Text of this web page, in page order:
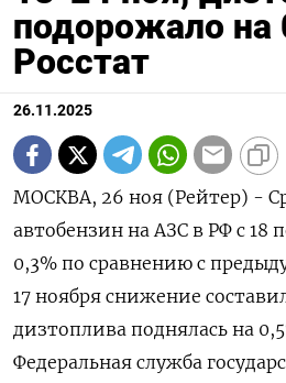
подорожало на
Росстат
26.11.2025
МОСКВА, 26 ноя (Рейтер) -
автобензин на АЗС в РФ с 18
0,3% по сравнению с
17 ноября снижение
дизтоплива поднялась на
Федеральная служба